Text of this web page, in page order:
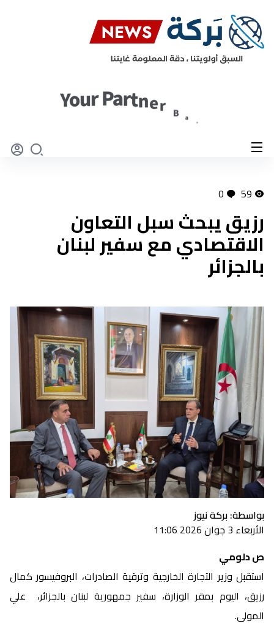
59
0
رزيق يبحث سبل التعاون
الاقتصادي مع سفير لبنان
بالجزائر
بواسطة: بركة نيوز
الأربعاء 3 جوان 2026 11:06
ص دلومي
استقبل وزير التجارة الخارجية وترقية الصادرات، البروفيسور كمال
رزيق، اليوم بمقر الوزارة، سفير جمهورية لبنان بالجزائر، علي
المولى.